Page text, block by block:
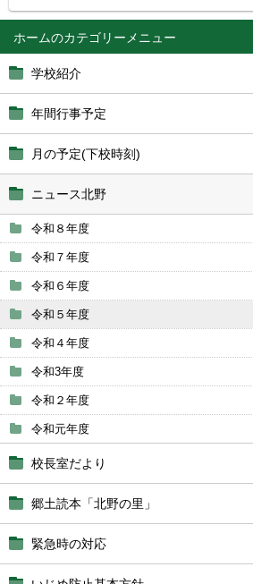
ホーム
学校紹介
年間行事予定
月の予定(下校時刻)
ニュース北野
令和８年度
令和７年度
令和６年度
令和５年度
令和４年度
令和3年度
令和２年度
令和元年度
校長室だより
郷土読本「北野の里」
緊急時の対応